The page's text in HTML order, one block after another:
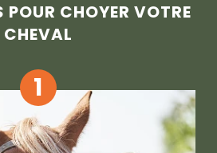
POUR CHOYER VOTRE
CHEVAL
1